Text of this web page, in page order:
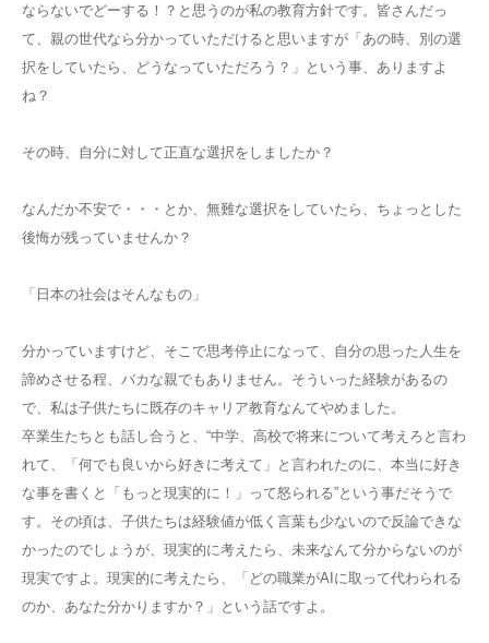
ならないでどーする！？と思うのが私の教育方針です。皆さんだっ
て、親の世代なら分かっていただけると思いますが「あの時、別の選
択をしていたら、どうなっていただろう？」という事、ありますよ
ね？
その時、自分に対して正直な選択をしましたか？
なんだか不安で・・・とか、無難な選択をしていたら、ちょっとした
後悔が残っていませんか？
「日本の社会はそんなもの」
分かっていますけど、そこで思考停止になって、自分の思った人生を
諦めさせる程、バカな親でもありません。そういった経験があるの
で、私は子供たちに既存のキャリア教育なんてやめました。
卒業生たちとも話し合うと、“中学、高校で将来について考えろと言わ
れて、「何でも良いから好きに考えて」と言われたのに、本当に好き
な事を書くと「もっと現実的に！」って怒られる”という事だそうで
す。その頃は、子供たちは経験値が低く言葉も少ないので反論できな
かったのでしょうが、現実的に考えたら、未来なんて分からないのが
現実ですよ。現実的に考えたら、「どの職業がAIに取って代わられる
のか、あなた分かりますか？」という話ですよ。